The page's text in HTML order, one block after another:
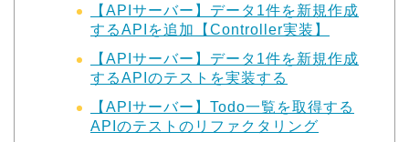
【APIサーバー】データ1件を新規作成
するAPIを追加【Controller実装】
【APIサーバー】データ1件を新規作成
するAPIのテストを実装する
【APIサーバー】Todo一覧を取得する
APIのテストのリファクタリング